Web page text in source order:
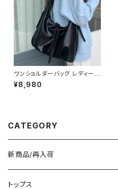
ワンショルダーバッグ レディース
大容量 ハーフムーンバッグ レザ
ー調 シンプル きれいめ カジュ
¥8,980
CATEGORY
新商品/再入荷
トップス